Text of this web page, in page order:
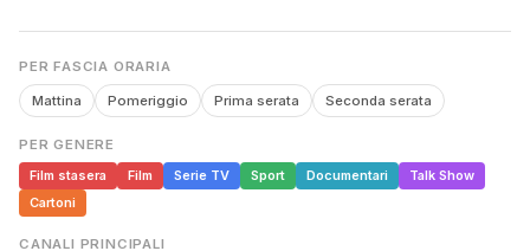
PER FASCIA ORARIA
Mattina Pomeriggio Prima serata Seconda serata
PER GENERE
Film stasera
Film Serie TV Sport Documentari
Talk Show
Cartoni
CANALI PRINCIPALI